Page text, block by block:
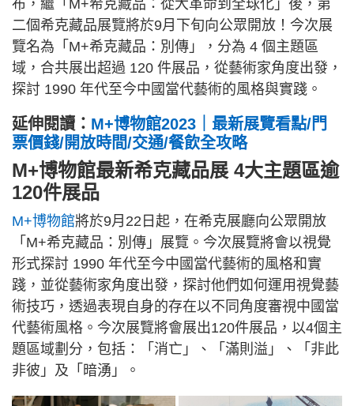
布，繼「M+希克藏品：從大革命到全球化」後，第
二個希克藏品展覽將於9月下旬向公眾開放！今次展
覽名為「M+希克藏品：別傳」，分為 4 個主題區
域，合共展出超過 120 件展品，從藝術家角度出發，
探討 1990 年代至今中國當代藝術的風格與實踐。
延伸閱讀： M+博物館2023｜最新展覽看點/門
票價錢/開放時間/交通/餐飲全攻略
M+博物館最新希克藏品展 4大主題區逾
120件展品
M+博物館將於9月22日起，在希克展廳向公眾開放
「M+希克藏品：別傳」展覽。今次展覽將會以視覺
形式探討 1990 年代至今中國當代藝術的風格和實
踐，並從藝術家角度出發，探討他們如何運用視覺藝
術技巧，透過表現自身的存在以不同角度審視中國當
代藝術風格。今次展覽將會展出120件展品，以4個主
題區域劃分，包括：「消亡」、「滿則溢」、「非此
非彼」及「暗湧」。